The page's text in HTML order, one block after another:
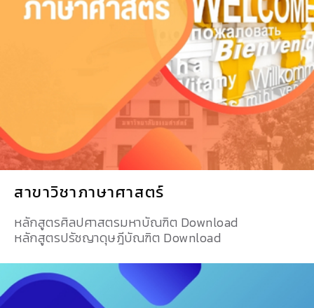
สาขาวิชาภาษาศาสตร์
หลักสูตรศิลปศาสตรมหาบัณฑิต Download
หลักสูตรปรัชญาดุษฎีบัณฑิต Download